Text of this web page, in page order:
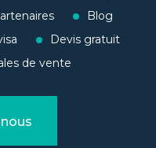
Blog
Devis gratuit
de vente